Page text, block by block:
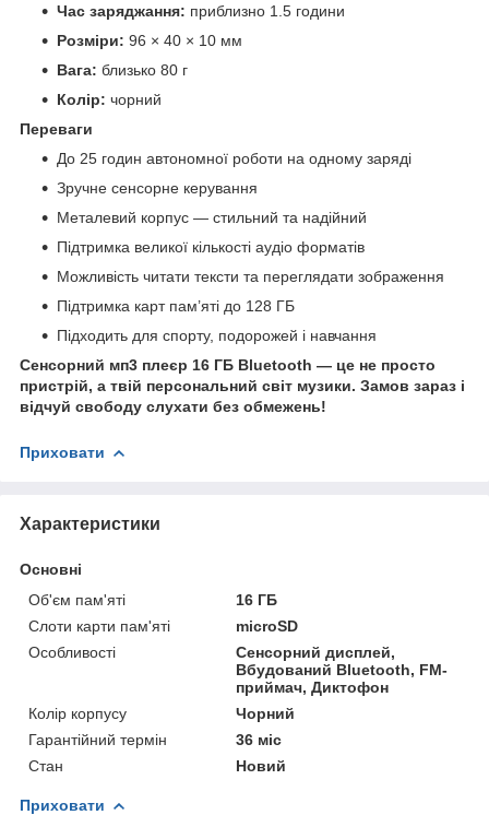
Час заряджання: приблизно 1.5 години
Розміри: 96 × 40 × 10 мм
Вага: близько 80 г
Колір: чорний
Переваги
До 25 годин автономної роботи на одному заряді
Зручне сенсорне керування
Металевий корпус — стильний та надійний
Підтримка великої кількості аудіо форматів
Можливість читати тексти та переглядати зображення
Підтримка карт пам’яті до 128 ГБ
Підходить для спорту, подорожей і навчання
Сенсорний мп3 плеєр 16 ГБ Bluetooth — це не просто
пристрій, а твій персональний світ музики. Замов зараз і
відчуй свободу слухати без обмежень!
Приховати
Характеристики
Основні
Об'єм пам'яті
16 ГБ
Слоти карти пам'яті
microSD
Особливості
Сенсорний дисплей,
Вбудований Bluetooth, FM-
приймач, Диктофон
Колір корпусу
Чорний
Гарантійний термін
36 міс
Стан
Новий
Приховати